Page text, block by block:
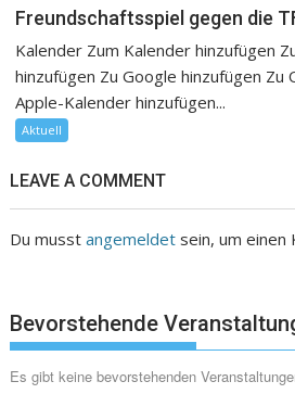
Freundschaftsspiel gegen die
Kalender Zum Kalender hinzufügen
hinzufügen Zu Google hinzufügen Zu
Apple-Kalender hinzufügen...
Aktuell
LEAVE A COMMENT
Du musstangemeldet sein, um einen
Bevorstehende
Es gibt keine bevorstehenden